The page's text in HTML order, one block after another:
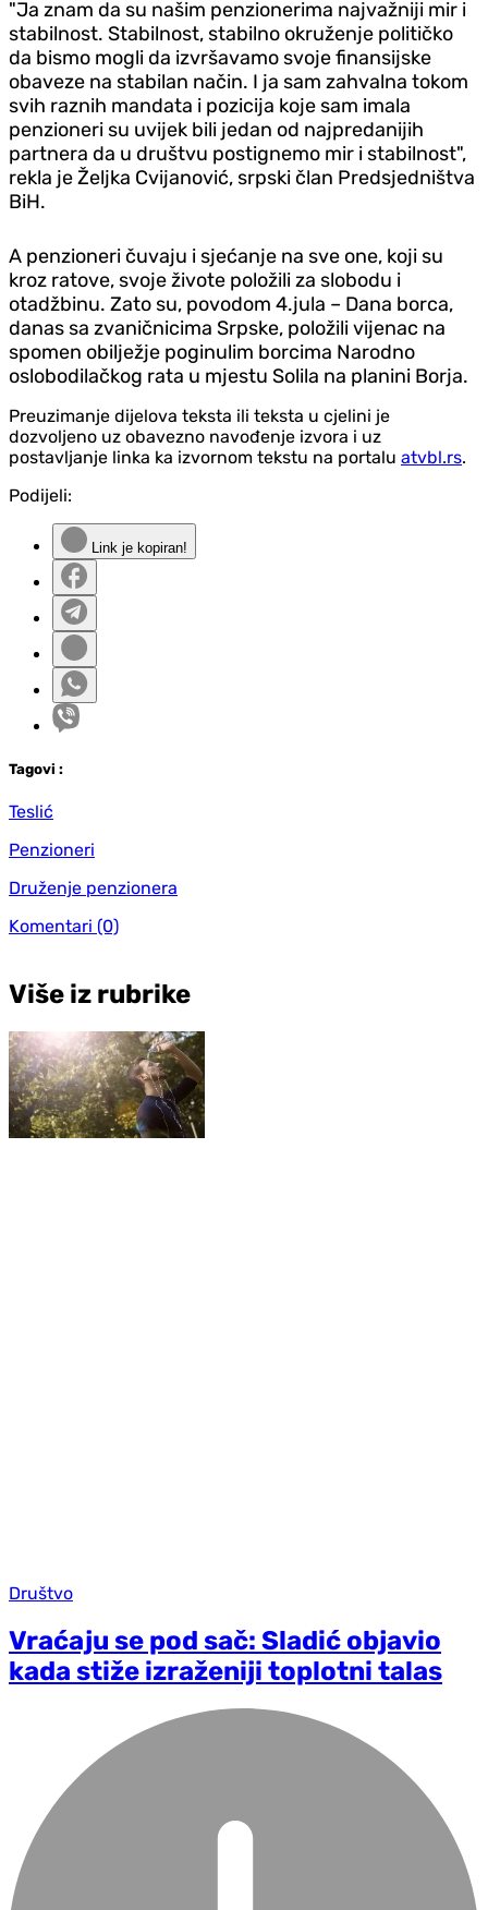
"Ja znam da su našim penzionerima najvažniji mir i
stabilnost. Stabilnost, stabilno okruženje političko
da bismo mogli da izvršavamo svoje finansijske
obaveze na stabilan način. I ja sam zahvalna tokom
svih raznih mandata i pozicija koje sam imala
penzioneri su uvijek bili jedan od najpredanijih
partnera da u društvu postignemo mir i stabilnost",
rekla je Željka Cvijanović, srpski član Predsjedništva
BiH.
A penzioneri čuvaju i sjećanje na sve one, koji su
kroz ratove, svoje živote položili za slobodu i
otadžbinu. Zato su, povodom 4.jula – Dana borca,
danas sa zvaničnicima Srpske, položili vijenac na
spomen obilježje poginulim borcima Narodno
oslobodilačkog rata u mjestu Solila na planini Borja.
Preuzimanje dijelova teksta ili teksta u cjelini je
dozvoljeno uz obavezno navođenje izvora i uz
postavljanje linka ka izvornom tekstu na portalu atvbl.rs.
Podijeli:
Link je kopiran!
Tagovi :
Teslić
Penzioneri
Druženje penzionera
Komentari (0)
Više iz rubrike
Društvo
Vraćaju se pod sač: Sladić objavio
kada stiže izraženiji toplotni talas